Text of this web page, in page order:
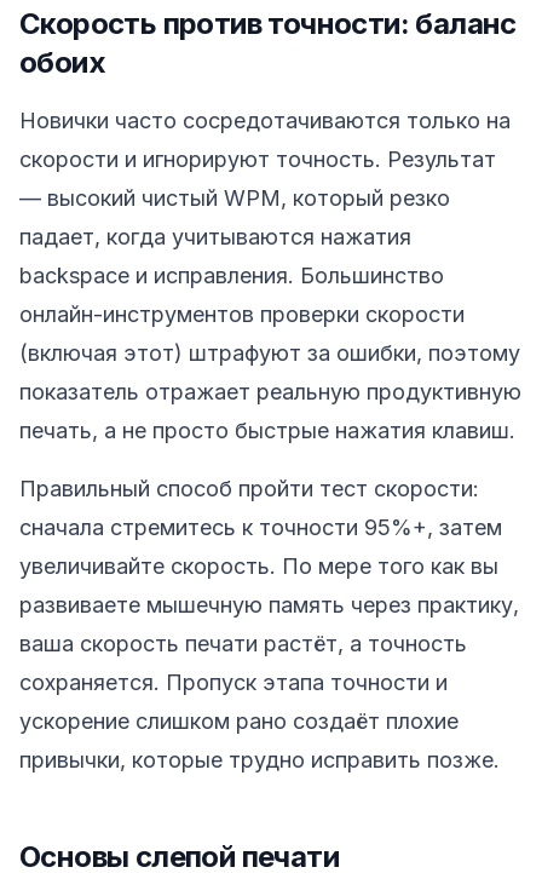
Скорость против точности: баланс
обоих
Новички часто сосредотачиваются только на
скорости и игнорируют точность. Результат
— высокий чистый WPM, который резко
падает, когда учитываются нажатия
backspace и исправления. Большинство
онлайн-инструментов проверки скорости
(включая этот) штрафуют за ошибки, поэтому
показатель отражает реальную продуктивную
печать, а не просто быстрые нажатия клавиш.
Правильный способ пройти тест скорости:
сначала стремитесь к точности 95%+, затем
увеличивайте скорость. По мере того как вы
развиваете мышечную память через практику,
ваша скорость печати растёт, а точность
сохраняется. Пропуск этапа точности и
ускорение слишком рано создаёт плохие
привычки, которые трудно исправить позже.
Основы слепой печати